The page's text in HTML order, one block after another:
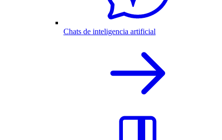
Chats de inteligencia artificial